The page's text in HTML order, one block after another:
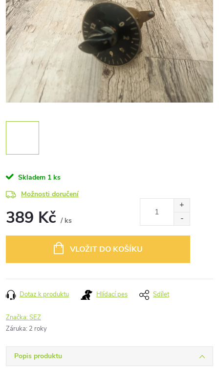
Skladem 1 ks
Možnosti doručení
389 Kč / ks
VLOŽIT DO KOŠÍKU
Dotaz k produktu Hlídací pes Sdílet
Značka:SEZ
Záruka: 2 roky
Popis produktu